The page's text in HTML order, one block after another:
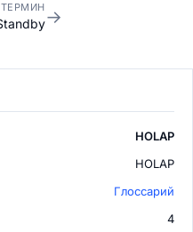
→
HOLAP
HOLAP
Глоссарий
4